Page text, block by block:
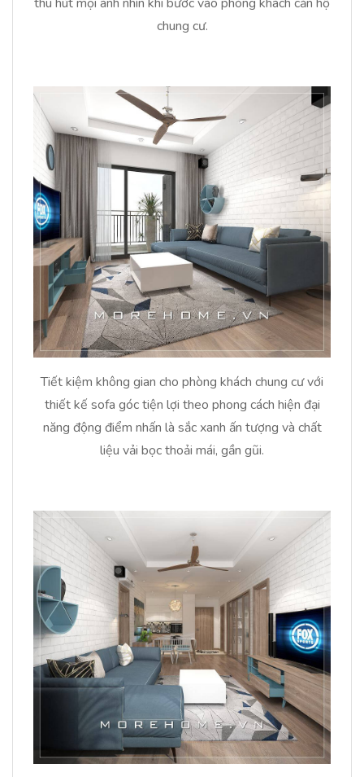
chung cư.
Tiết kiệm không gian cho phòng khách chung cư với
thiết kế sofa góc tiện lợi theo phong cách hiện đại
năng động điểm nhấn là sắc xanh ấn tượng và chất
liệu vải bọc thoải mái, gần gũi.